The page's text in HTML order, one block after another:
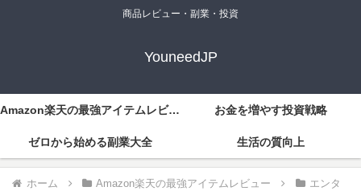
商品レビュー・副業・投資
YouneedJP
Amazon楽天の最強アイテムレビュー お金を増やす投資戦略
ゼロから始める副業大全 生活の質向上
ホーム Amazon楽天の最強アイテムレビュー
エンタ